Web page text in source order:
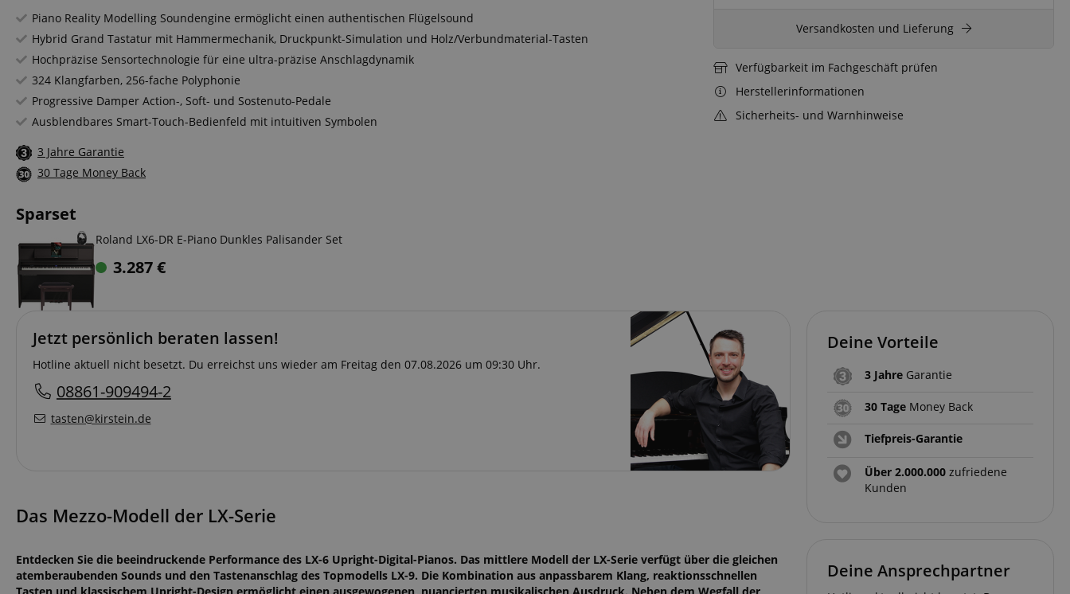
Piano Reality Modelling Soundengine ermöglicht einen authentischen Flügelsound
Hybrid Grand Tastatur mit Hammermechanik, Druckpunkt-Simulation und Holz/Verbundmaterial-Tasten
Hochpräzise Sensortechnologie für eine ultra-präzise Anschlagdynamik
324 Klangfarben, 256-fache Polyphonie
Progressive Damper Action-, Soft- und Sostenuto-Pedale
Ausblendbares Smart-Touch-Bedienfeld mit intuitiven Symbolen
3 Jahre Garantie
30 Tage Money Back
Versandkosten und Lieferung
Verfügbarkeit im Fachgeschäft prüfen
Herstellerinformationen
Sicherheits- und Warnhinweise
Sparset
Roland LX6-DR E-Piano Dunkles Palisander Set
3.287€
Jetzt persönlich beraten lassen!
Hotline aktuell nicht besetzt. Du erreichst uns wieder am Freitag den 07.08.2026 um 09:30 Uhr.
08861-909494-2
tasten@kirstein.de
Das Mezzo-Modell der LX-Serie
Entdecken Sie die beeindruckende Performance des LX-6 Upright-Digital-Pianos. Das mittlere Modell der LX-Serie verfügt über die gleichen
atemberaubenden Sounds und den Tastenanschlag des Topmodells LX-9. Die Kombination aus anpassbarem Klang, reaktionsschnellen
Tasten und klassischem Upright-Design ermöglicht einen ausgewogenen, nuancierten musikalischen Ausdruck. Neben dem Wegfall der
Deine Vorteile
3 Jahre Garantie
30 Tage Money Back
Tiefpreis-Garantie
Über 2.000.000 zufriedene
Kunden
Deine Ansprechpartner